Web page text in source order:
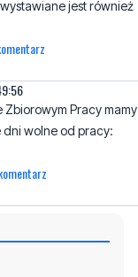
Pracy mamy
-